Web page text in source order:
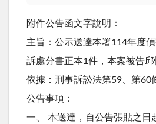
附件公告函文字說明：
主旨：公示送達本署114年度
訴處分書正本1件，本案被告邱
依據：刑事訴訟法第59、第60
公告事項：
一、 本送達，自公告張貼之日